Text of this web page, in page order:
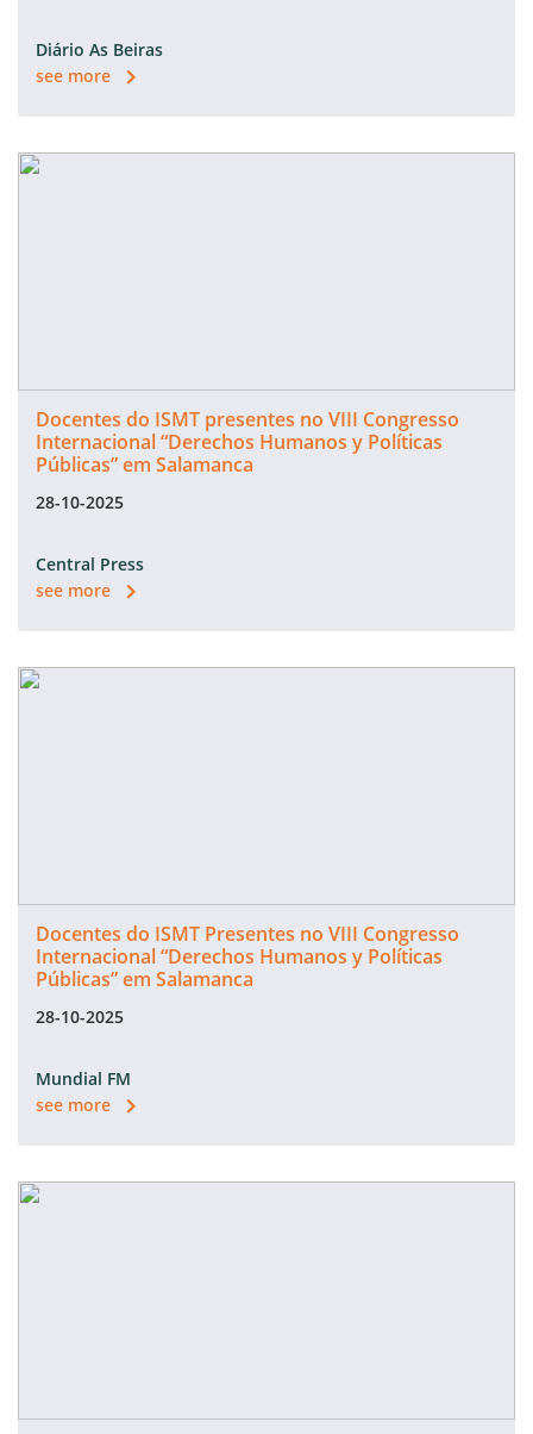
Diário As Beiras
see more
Docentes do ISMT presentes no VIII Congresso
Internacional “Derechos Humanos y Políticas
Públicas” em Salamanca
28-10-2025
Central Press
see more
Docentes do ISMT Presentes no VIII Congresso
Internacional “Derechos Humanos y Políticas
Públicas” em Salamanca
28-10-2025
Mundial FM
see more